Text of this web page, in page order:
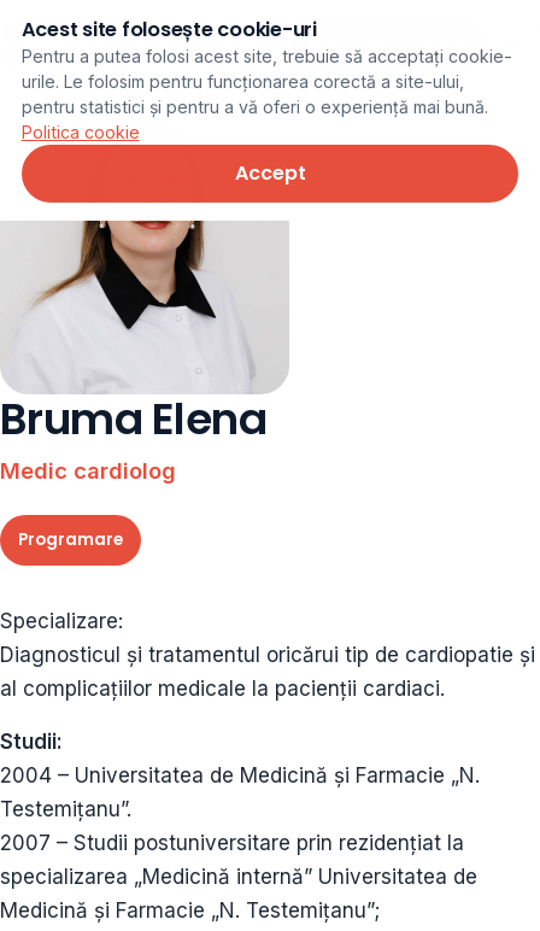
Programare online
Bruma Elena
Medic cardiolog
Programare
Specializare:
Diagnosticul și tratamentul oricărui tip de cardiopatie și
al complicațiilor medicale la pacienții cardiaci.
Studii:
2004 – Universitatea de Medicină și Farmacie „N.
Testemițanu”.
2007 – Studii postuniversitare prin rezidențiat la
specializarea „Medicină internă” Universitatea de
Medicină și Farmacie „N. Testemițanu”;
Acest site folosește cookie-uri
Pentru a putea folosi acest site, trebuie să acceptați cookie-
urile. Le folosim pentru funcționarea corectă a site-ului,
pentru statistici și pentru a vă oferi o experiență mai bună.
Politica cookie
Accept